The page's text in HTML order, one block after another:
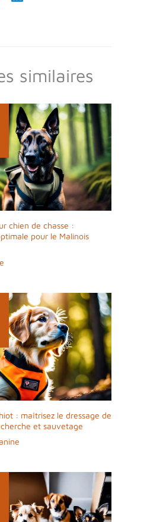
similaires
chien de chasse :
pour le Malinois
: maîtrisez le dressage de
et sauvetage